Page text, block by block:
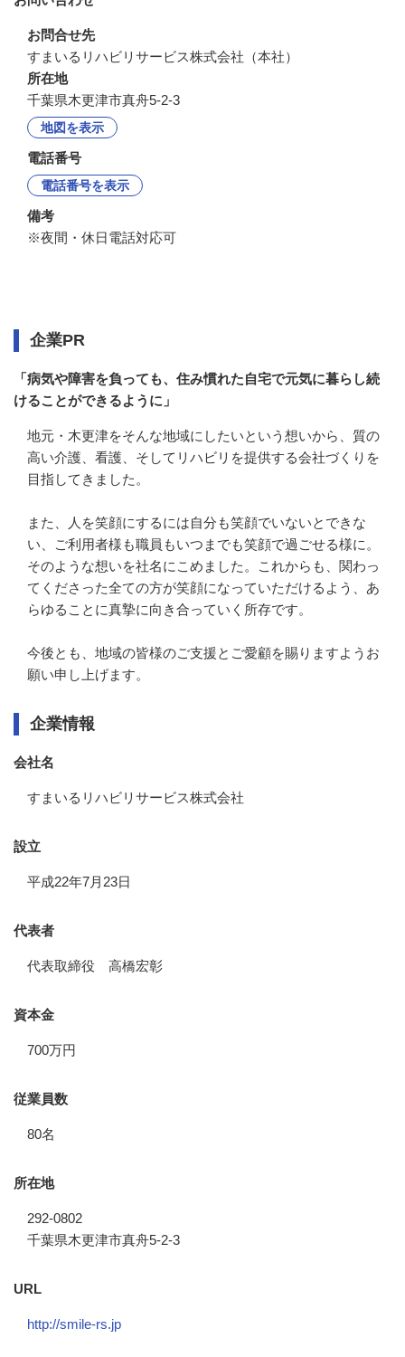
お問合せ先
すまいるリハビリサービス株式会社（本社）
所在地
千葉県木更津市真舟5-2-3
地図を表示
電話番号
電話番号を表示
備考
※夜間・休日電話対応可
企業PR
「病気や障害を負っても、住み慣れた自宅で元気に暮らし続
けることができるように」
地元・木更津をそんな地域にしたいという想いから、質の
高い介護、看護、そしてリハビリを提供する会社づくりを
目指してきました。
また、人を笑顔にするには自分も笑顔でいないとできな
い、ご利用者様も職員もいつまでも笑顔で過ごせる様に。
そのような想いを社名にこめました。これからも、関わっ
てくださった全ての方が笑顔になっていただけるよう、あ
らゆることに真摯に向き合っていく所存です。
今後とも、地域の皆様のご支援とご愛顧を賜りますようお
願い申し上げます。
企業情報
会社名
すまいるリハビリサービス株式会社
設立
平成22年7月23日
代表者
代表取締役 高橋宏彰
資本金
700万円
従業員数
80名
所在地
292-0802
千葉県木更津市真舟5-2-3
URL
http://smile-rs.jp